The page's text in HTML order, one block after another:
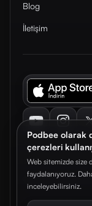
Podbee olarak
çerezleri
Web sitemizde size
faydalanıyoruz.
inceleyebilirsiniz.
Blog
İletişim
© 2026. Podbee